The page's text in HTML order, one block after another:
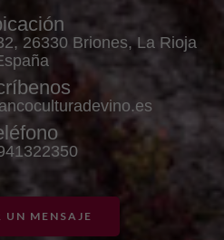
26330 Briones, La Rioja
UN MENSAJE